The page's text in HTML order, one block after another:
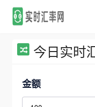
今日实时
金额